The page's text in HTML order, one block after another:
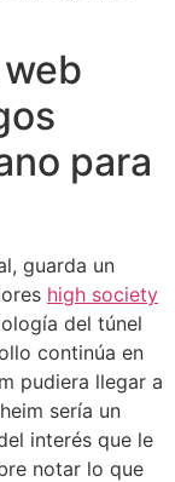
para
guarda un
high society
del túnel
continúa en
pudiera llegar a
serí­a un
interés que le
notar lo que